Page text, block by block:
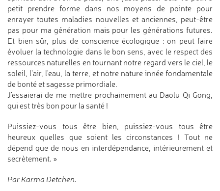
petit prendre forme dans nos moyens de pointe pour
enrayer toutes maladies nouvelles et anciennes, peut-être
pas pour ma génération mais pour les générations futures.
Et bien sûr, plus de conscience écologique : on peut faire
évoluer la technologie dans le bon sens, avec le respect des
ressources naturelles en tournant notre regard vers le ciel, le
soleil, l'air, l'eau, la terre, et notre nature innée fondamentale
de bonté et sagesse primordiale.
J'essaierai de me mettre prochainement au Daolu Qi Gong,
qui est très bon pour la santé !
Puissiez-vous tous être bien, puissiez-vous tous être
heureux quelles que soient les circonstances ! Tout ne
dépend que de nous en interdépendance, intérieurement et
secrètement. »
Par Karma Detchen.